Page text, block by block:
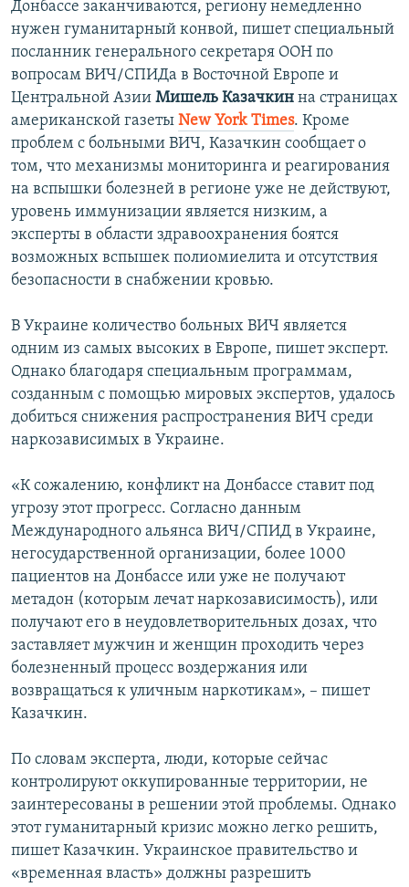
Донбассе заканчиваются, региону немедленно
нужен гуманитарный конвой, пишет специальный
посланник генерального секретаря ООН по
вопросам ВИЧ/СПИДа в Восточной Европе и
Центральной Азии Мишель Казачкин на страницах
американской газеты ​ New York Times. Кроме
проблем с больными ВИЧ, Казачкин сообщает о
том, что механизмы мониторинга и реагирования
на вспышки болезней в регионе уже не действуют,
уровень иммунизации является низким, а
эксперты в области здравоохранения боятся
возможных вспышек полиомиелита и отсутствия
безопасности в снабжении кровью.
В Украине количество больных ВИЧ является
одним из самых высоких в Европе, пишет эксперт.
Однако благодаря специальным программам,
созданным с помощью мировых экспертов, удалось
добиться снижения распространения ВИЧ среди
наркозависимых в Украине.
«К сожалению, конфликт на Донбассе ставит под
угрозу этот прогресс. Согласно данным
Международного альянса ВИЧ/СПИД в Украине,
негосударственной организации, более 1000
пациентов на Донбассе или уже не получают
метадон (которым лечат наркозависимость), или
получают его в неудовлетворительных дозах, что
заставляет мужчин и женщин проходить через
болезненный процесс воздержания или
возвращаться к уличным наркотикам», – пишет
Казачкин.
По словам эксперта, люди, которые сейчас
контролируют оккупированные территории, не
заинтересованы в решении этой проблемы. Однако
этот гуманитарный кризис можно легко решить,
пишет Казачкин. Украинское правительство и
«временная власть» должны разрешить